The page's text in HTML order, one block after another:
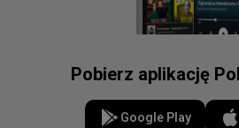
Pobierz aplikację
Google Play